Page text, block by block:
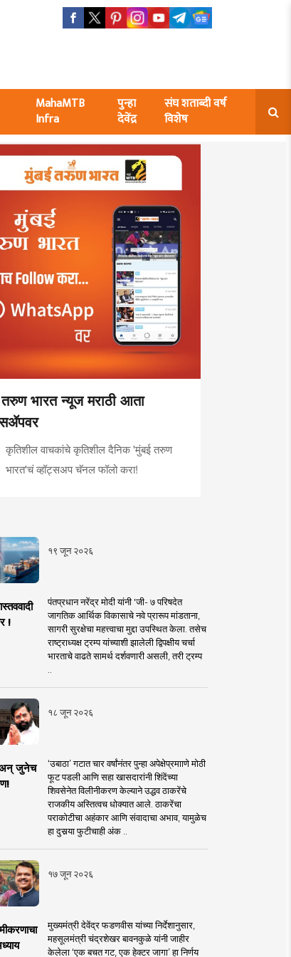
MahaMTB
Infra
पुन्हा
देवेंद्र
संघ शताब्दी वर्ष
विशेष
भारत न्यूज मराठी आता
कृतिशील वाचकांचे कृतिशील दैनिक 'मुंबई तरुण
भारत'चं व्हॉट्सअप चॅनल फॉलो करा!
१९ जून २०२६
!
पंतप्रधान नरेंद्र मोदी यांनी 'जी- ७ परिषदेत
जागतिक आर्थिक विकासाचे नवे प्रारूप मांडताना,
सागरी सुरक्षेचा महत्त्वाचा मुद्दा उपस्थित केला. तसेच
राष्ट्राध्यक्ष ट्रम्प यांच्याशी झालेली द्विपक्षीय चर्चा
भारताचे वाढते सामर्थ दर्शवणारी असली, तरी ट्रम्प
१८ जून २०२६
अन् जुनेच
‘उबाठा’ गटात चार वर्षांनंतर पुन्हा अपेक्षेप्रमााणे मोठी
फूट पडली आणि सहा खासदारांनी शिंदेंच्या
शिवसेनेत विलीनीकरण केल्याने उद्धव ठाकरेंचे
राजकीय अस्तित्वच धोक्यात आले. ठाकरेंचा
पराकोटीचा अहंकार आणि संवादाचा अभाव, यामुळेच
हा दुसर्‍या फुटीचाही अंक ..
१७ जून २०२६
मुख्यमंत्री देवेंद्र फडणवीस यांच्या निर्देशानुसार,
महसूलमंत्री चंद्रशेखर बावनकुळे यांनी जाहीर
केलेला ‘एक बचत गट, एक हेक्टर जागा’ हा निर्णय